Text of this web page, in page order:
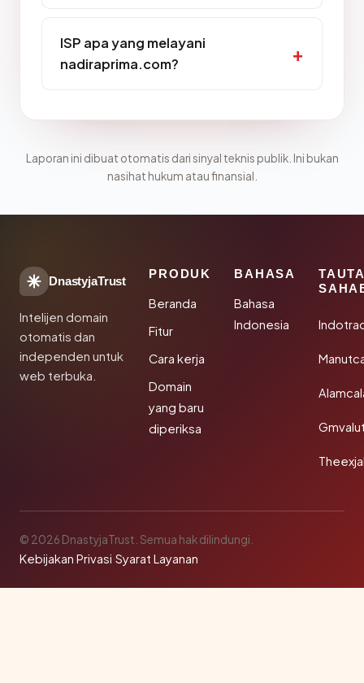
ISP apa yang melayani
nadiraprima.com?
Laporan ini dibuat otomatis dari sinyal teknis publik. Ini bukan
nasihat hukum atau finansial.
DnastyjaTrust
Intelijen domain
otomatis dan
independen untuk
web terbuka.
PRODUK
Beranda
Fitur
Cara kerja
Domain
yang baru
diperiksa
BAHASA
Bahasa
Indonesia
© 2026 DnastyjaTrust. Semua hak dilindungi.
Kebijakan Privasi·Syarat Layanan